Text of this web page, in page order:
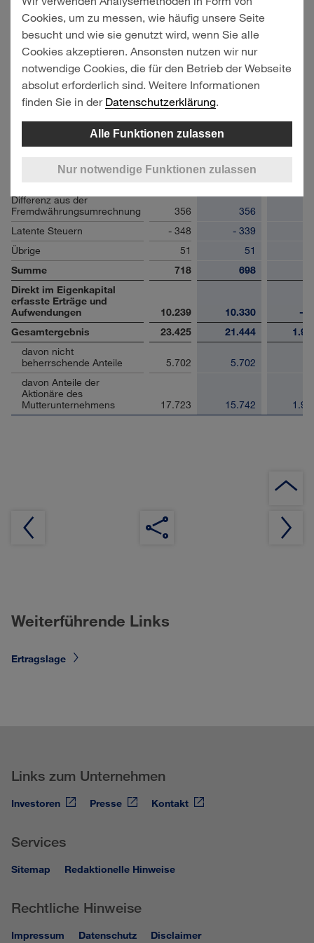
Bestandteile, die nicht in
die Gewinn- und
Verlustrechnung umgebucht
werden können
Versicherungsmathematische
Gewinne/Verluste
13.882 14.047
Latente Steuern
- 4.362 - 4.415
Summe
9.521
Bestandteile, die in die
Verlustrechnung umgebucht
Differenz aus der
Fremdwährungsumrechnung
356 356
Latente Steuern
- 348 - 339
Übrige
51 51
Summe
718 698
Direkt im Eigenkapital
erfasste Erträge und
Aufwendungen
10.239 10.330
-
Gesamtergebnis
23.425 21.444
davon nicht
beherrschende Anteile
5.702 5.702
davon Anteile der
Aktionäre des
Mutterunternehmens
17.723 15.742
Weiterführende Links
Ertragslage
Links zum Unternehmen
Investoren Presse Kontakt
Services
Sitemap Redaktionelle Hinweise
Rechtliche Hinweise
Impressum Datenschutz Disclaimer
Cookies, um zu messen, wie häufig unsere Seite
besucht und wie sie genutzt wird, wenn Sie alle
Cookies akzeptieren. Ansonsten nutzen wir nur
notwendige Cookies, die für den Betrieb der Webseite
absolut erforderlich sind. Weitere Informationen
finden Sie in der Datenschutzerklärung.
Nur notwendige Funktionen zulassen
Alle Funktionen zulassen